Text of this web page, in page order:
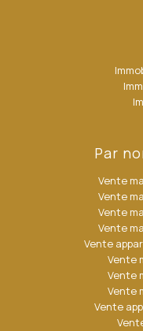
Par
Vente
Vente
Vente
Vente
Vente
Vente
Vente
Vente
Vente